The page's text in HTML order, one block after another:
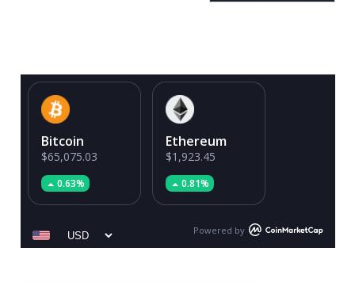
Bitcoin
$65,075.03
0.63%
Ethereum
$1,923.45
0.81%
Powered by